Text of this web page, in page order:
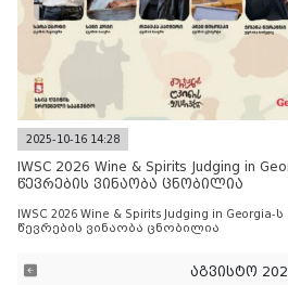
2025-10-16 14:28
IWSC 2026 Wine & Spirits Judging in
წევრების ვინაობა ცნობილია
IWSC 2026 Wine & Spirits Judging in
წევრების ვინაობა ცნობილია
აგვისტო